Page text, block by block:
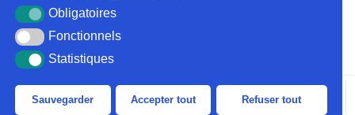
Obligatoires
Fonctionnels
Statistiques
Sauvegarder Accepter tout Refuser tout
Plan du site Mentions légales Accessibilité Krea3